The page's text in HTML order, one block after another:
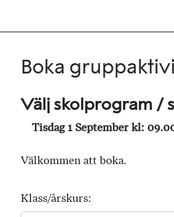
Boka
Välj skolprogram /
Tisdag 1 September kl:
Välkommen att boka.
Klass/årskurs: